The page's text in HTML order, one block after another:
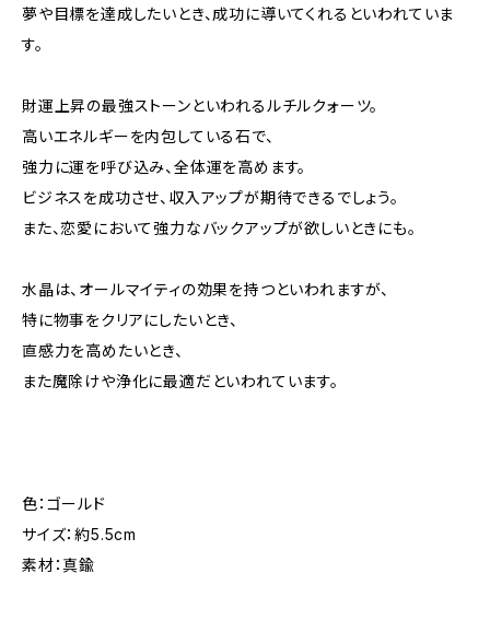
夢や目標を達成したいとき、成功に導いてくれるといわれていま
す。
財運上昇の最強ストーンといわれるルチルクォーツ。
高いエネルギーを内包している石で、
強力に運を呼び込み、全体運を高めます。
ビジネスを成功させ、収入アップが期待できるでしょう。
また、恋愛において強力なバックアップが欲しいときにも。
水晶は、オールマイティの効果を持つといわれますが、
特に物事をクリアにしたいとき、
直感力を高めたいとき、
また魔除けや浄化に最適だといわれています。
色：ゴールド
サイズ：約5.5cm
素材：真鍮